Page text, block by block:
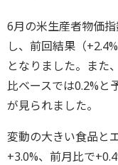
6月の米生産者物価
し、前回結果（
となりました。また
比ベースでは0.2%と
が見られました。
変動の大きい食品と
+3.0%、前月比で